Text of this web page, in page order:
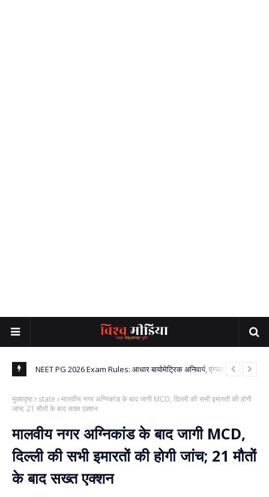
की मां
NEET PG 2026 Exam Rules: आधार बायोमेट्रिक अनिवार्य, एग्जाम सिटी
मुख्यपृष्ठ state
मालवीय नगर अग्निकांड के बाद जागी MCD, दिल्ली की सभी इमारतों की होगी
जांच; 21 मौतों के बाद सख्त एक्शन
मालवीय नगर अग्निकांड के बाद जागी MCD,
दिल्ली की सभी इमारतों की होगी जांच; 21 मौतों
के बाद सख्त एक्शन